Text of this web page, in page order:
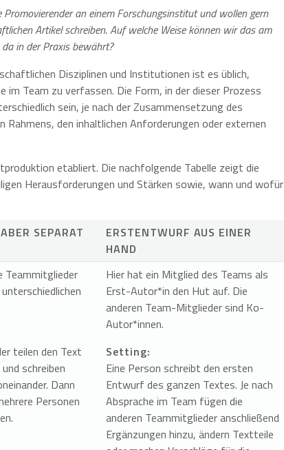
Promovierender an einem Forschungsinstitut und wollen gern
Artikel schreiben. Auf welche Weise können wir das am
in der Praxis bewährt?
Disziplinen und Institutionen ist es üblich,
im Team zu verfassen. Die Form, in der dieser Prozess
sein, je nach der Zusammensetzung des
Rahmens, den inhaltlichen Anforderungen oder externen
etabliert. Die nachfolgende Tabelle zeigt die
Herausforderungen und Stärken sowie, wann und wofür
SEPARAT
ERSTENTWURF AUS EINER
HAND
Teammitglieder
teilen den Text
schreiben
Dann
Personen
Hier hat ein Mitglied des Teams als
Erst-Autor*in den Hut auf. Die
anderen Team-Mitglieder sind Ko-
Autor*innen.
Setting:
Eine Person schreibt den ersten
Entwurf des ganzen Textes. Je nach
Absprache im Team fügen die
anderen Teammitglieder anschließend
Ergänzungen hinzu, ändern Textteile